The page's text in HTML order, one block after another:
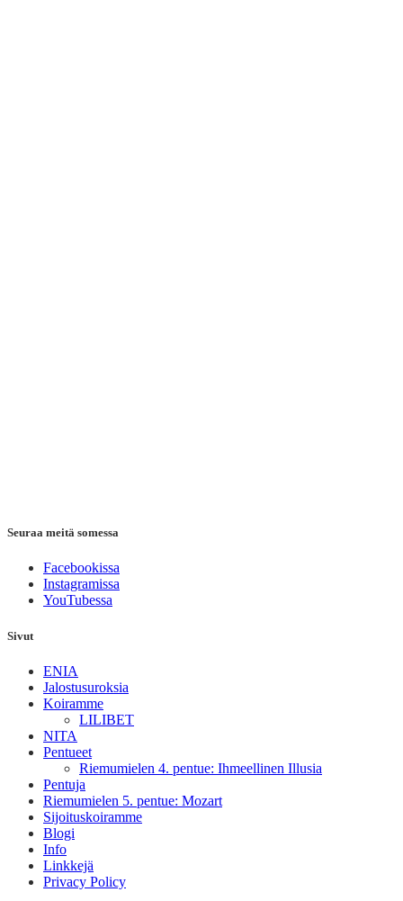
Seuraa meitä somessa
Facebookissa
Instagramissa
YouTubessa
Sivut
ENIA
Jalostusuroksia
Koiramme
LILIBET
NITA
Pentueet
Riemumielen 4. pentue: Ihmeellinen Illusia
Pentuja
Riemumielen 5. pentue: Mozart
Sijoituskoiramme
Blogi
Info
Linkkejä
Privacy Policy